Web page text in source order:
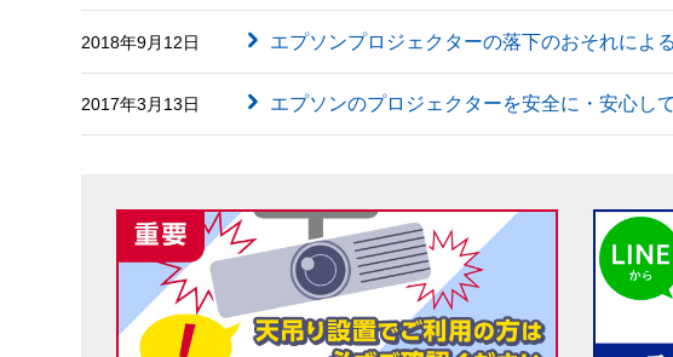
2018年9月12日 エプソンプロジェクターの落下のおそれによ
2017年3月13日 エプソンのプロジェクターを安全に・安心し